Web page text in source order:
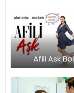
Afili Ask